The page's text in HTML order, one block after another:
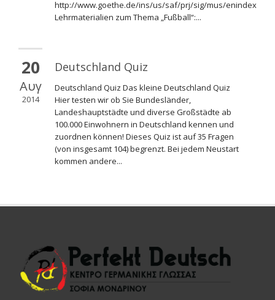
http://www.goethe.de/ins/us/saf/prj/sig/mus/enindex.htm
Lehrmaterialien zum Thema „Fußball“:...
20
Αυγ
2014
Deutschland Quiz
Deutschland Quiz Das kleine Deutschland Quiz
Hier testen wir ob Sie Bundesländer,
Landeshauptstädte und diverse Großstädte ab
100.000 Einwohnern in Deutschland kennen und
zuordnen können! Dieses Quiz ist auf 35 Fragen
(von insgesamt 104) begrenzt. Bei jedem Neustart
kommen andere...